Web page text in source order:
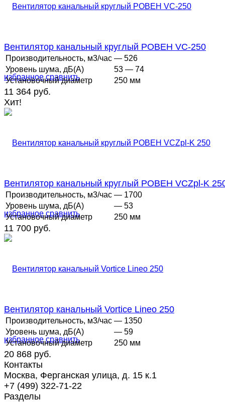
избранное сравнить
Вентилятор канальный круглый РОВЕН VC-250
Производительность, м3/час — 526
Уровень шума, дБ(А)
53 — 74
Установочный диаметр
250 мм
11 364 руб.
Хит!
избранное сравнить
Вентилятор канальный круглый РОВЕН VCZpl-K
Производительность, м3/час — 1700
Уровень шума, дБ(А)
— 53
Установочный диаметр
250 мм
11 700 руб.
избранное сравнить
Вентилятор канальный Vortice Lineo 250
Производительность, м3/час — 1350
Уровень шума, дБ(А)
— 59
Установочный диаметр
250 мм
20 868 руб.
Контакты
Москва, Ферганская улица, д. 15 к.1
+7 (499) 322-71-22
Разделы